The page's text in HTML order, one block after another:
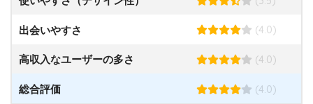
出会いやすさ (4.0)
高収入なユーザーの多さ (4.0)
総合評価 (4.0)